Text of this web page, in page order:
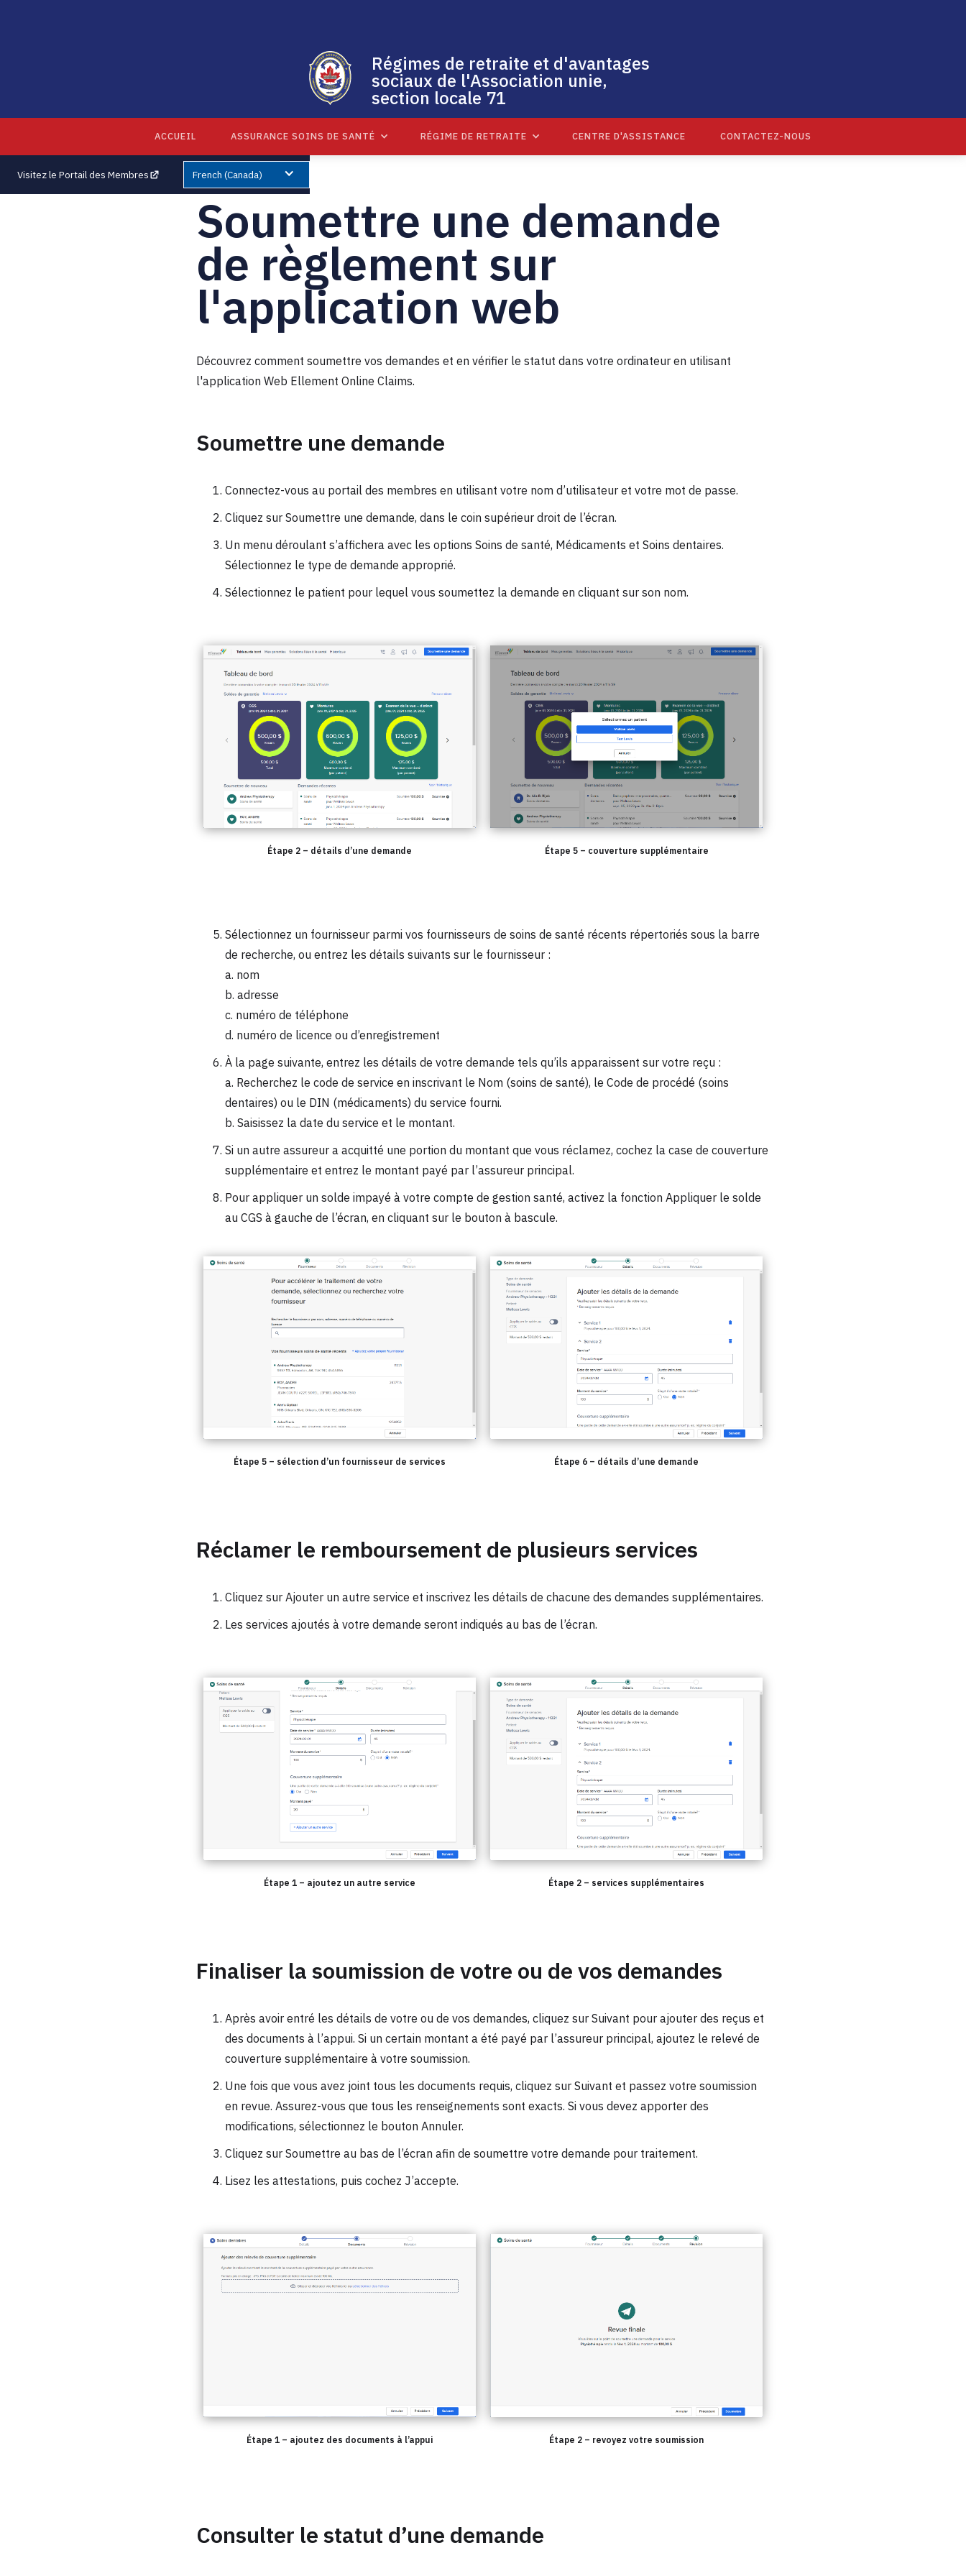
Régimes de retraite et d'avantages
sociaux de l'Association unie,
section locale 71
ACCUEIL ASSURANCE SOINS DE SANTÉ RÉGIME DE RETRAITE CENTRE D'ASSISTANCE CONTACTEZ-NOUS
Visitez le Portail des Membres French (Canada)
Soumettre une demande
de règlement sur
l'application web
Découvrez comment soumettre vos demandes et en vérifier le statut dans votre ordinateur en utilisant
l'application Web Ellement Online Claims.
Soumettre une demande
Connectez-vous au portail des membres en utilisant votre nom d’utilisateur et votre mot de passe.
Cliquez sur Soumettre une demande, dans le coin supérieur droit de l’écran.
Un menu déroulant s’affichera avec les options Soins de santé, Médicaments et Soins dentaires.
Sélectionnez le type de demande approprié.
Sélectionnez le patient pour lequel vous soumettez la demande en cliquant sur son nom.
Étape 2 – détails d’une demande Étape 5 – couverture supplémentaire
Sélectionnez un fournisseur parmi vos fournisseurs de soins de santé récents répertoriés sous la barre
de recherche, ou entrez les détails suivants sur le fournisseur :
a. nom
b. adresse
c. numéro de téléphone
d. numéro de licence ou d’enregistrement
À la page suivante, entrez les détails de votre demande tels qu’ils apparaissent sur votre reçu :
a. Recherchez le code de service en inscrivant le Nom (soins de santé), le Code de procédé (soins
dentaires) ou le DIN (médicaments) du service fourni.
b. Saisissez la date du service et le montant.
Si un autre assureur a acquitté une portion du montant que vous réclamez, cochez la case de couverture
supplémentaire et entrez le montant payé par l’assureur principal.
Pour appliquer un solde impayé à votre compte de gestion santé, activez la fonction Appliquer le solde
au CGS à gauche de l’écran, en cliquant sur le bouton à bascule.
Étape 5 – sélection d’un fournisseur de services Étape 6 – détails d’une demande
Réclamer le remboursement de plusieurs services
Cliquez sur Ajouter un autre service et inscrivez les détails de chacune des demandes supplémentaires.
Les services ajoutés à votre demande seront indiqués au bas de l’écran.
Étape 1 – ajoutez un autre service Étape 2 – services supplémentaires
Finaliser la soumission de votre ou de vos demandes
Après avoir entré les détails de votre ou de vos demandes, cliquez sur Suivant pour ajouter des reçus et
des documents à l’appui. Si un certain montant a été payé par l’assureur principal, ajoutez le relevé de
couverture supplémentaire à votre soumission.
Une fois que vous avez joint tous les documents requis, cliquez sur Suivant et passez votre soumission
en revue. Assurez-vous que tous les renseignements sont exacts. Si vous devez apporter des
modifications, sélectionnez le bouton Annuler.
Cliquez sur Soumettre au bas de l’écran afin de soumettre votre demande pour traitement.
Lisez les attestations, puis cochez J’accepte.
Étape 1 – ajoutez des documents à l’appui Étape 2 – revoyez votre soumission
Consulter le statut d’une demande